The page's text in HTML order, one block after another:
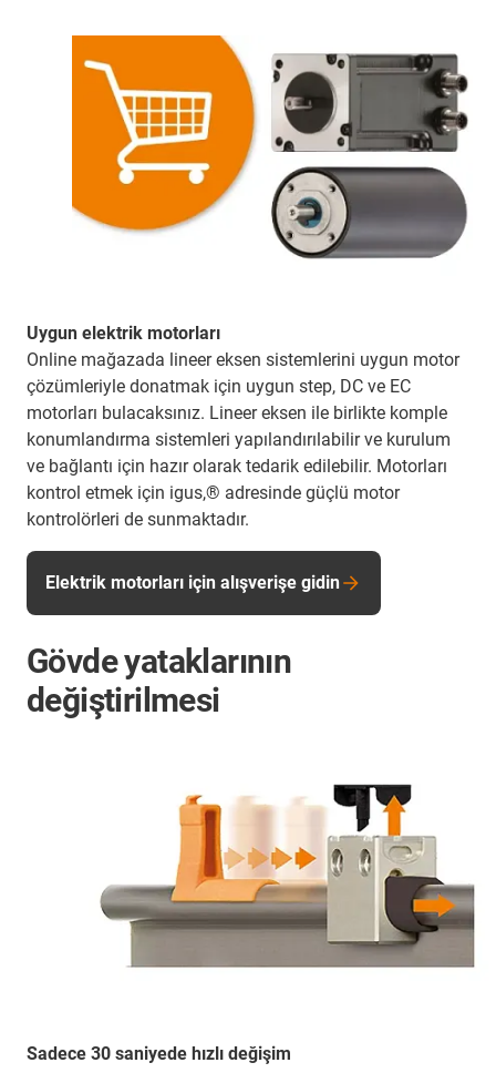
Uygun elektrik motorları
Online mağazada lineer eksen sistemlerini uygun motor
çözümleriyle donatmak için uygun step, DC ve EC
motorları bulacaksınız. Lineer eksen ile birlikte komple
konumlandırma sistemleri yapılandırılabilir ve kurulum
ve bağlantı için hazır olarak tedarik edilebilir. Motorları
kontrol etmek için igus,® adresinde güçlü motor
kontrolörleri de sunmaktadır.
Elektrik motorları için alışverişe gidin
Gövde yataklarının
değiştirilmesi
Sadece 30 saniyede hızlı değişim